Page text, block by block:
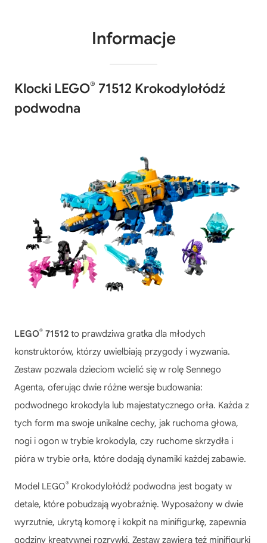
Informacje
Klocki LEGO® 71512 Krokodylołódź
podwodna
LEGO® 71512 to prawdziwa gratka dla młodych
konstruktorów, którzy uwielbiają przygody i wyzwania.
Zestaw pozwala dzieciom wcielić się w rolę Sennego
Agenta, oferując dwie różne wersje budowania:
podwodnego krokodyla lub majestatycznego orła. Każda z
tych form ma swoje unikalne cechy, jak ruchoma głowa,
nogi i ogon w trybie krokodyla, czy ruchome skrzydła i
pióra w trybie orła, które dodają dynamiki każdej zabawie.
Model LEGO® Krokodylołódź podwodna jest bogaty w
detale, które pobudzają wyobraźnię. Wyposażony w dwie
wyrzutnie, ukrytą komorę i kokpit na minifigurkę, zapewnia
godziny kreatywnej rozrywki. Zestaw zawiera też minifigurki